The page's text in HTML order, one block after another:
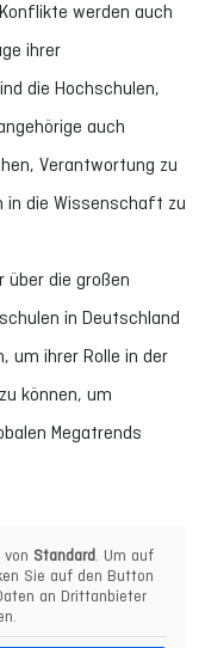
werden auch
ihrer
die Hochschulen,
auch
Verantwortung zu
in die Wissenschaft zu
die großen
in Deutschland
um ihrer Rolle in der
können, um
Megatrends
Standard . Um auf
Sie auf den Button
an Drittanbieter